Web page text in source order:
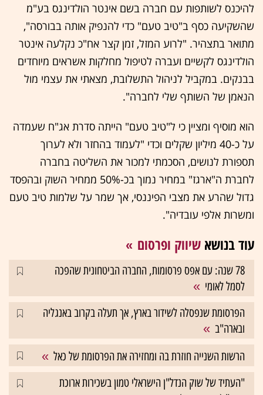
להיכנס לשותפות עם חברה בשם אינטר הולדינגס בע"מ
שהשקיעה כסף ב"טיב טעם" כדי להנפיק אותה בבורסה",
מתואר בתצהיר. "לרוע המזל, זמן קצר אח"כ נקלעה אינטר
הולדינגס לקשיים ועברה לטיפול מחלקות אשראים מיוחדים
בבנקים. במקביל לניהול התשלובת, מצאתי את עצמי מול
הנאמן של השותף שלי לחברה".
הוא מוסיף ומציין כי ל"טיב טעם" הייתה סדרת אג"ח שעמדה
על כ-40 מיליון שקלים וכדי "לעמוד בהחזר ולא לערוך
תספורת לנושים, הסכמתי למכור את השליטה בחברה
לחברת ה"ארגז" במחיר נמוך בכ-50% ממחיר השוק ובהפסד
גדול שהרע את מצבי הפיננסי, אך שמר על שלמות טיב טעם
ומשרות אלפי עובדיה".
עוד בנושא שיווק ופרסום
78 שנה: עם אפס פרסומות, החברה הביטחונית שהפכה
לסמל לאומי
הפרסומת שנפסלה לשידור בארץ, אך תעלה בקרוב באנגליה
ובארה"ב
הרשות השנייה חוזרת בה ומחזירה את הפרסומת של כאל
"העתיד של שוק הנדל"ן הישראלי טמון בשכירות ארוכת